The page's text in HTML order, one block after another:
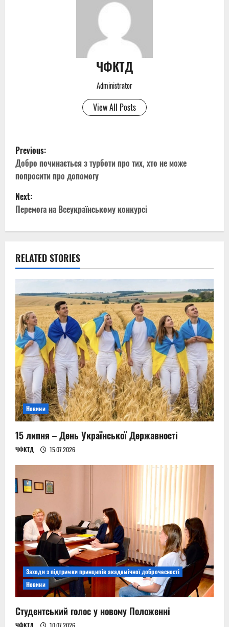
ЧФКТД
Administrator
View All Posts
P
o
s
t
n
a
v
i
g
a
t
i
o
n
Previous:
Добро починається з турботи про тих, хто не може
попросити про допомогу
Next:
Перемога на Всеукраїнському конкурсі
RELATED STORIES
Новини
15 липня – День Української Державності
ЧФКТД 15.07.2026
Заходи з підтримки принципів академічної доброчесності
Новини
Студентський голос у новому Положенні
ЧФКТД 10.07.2026